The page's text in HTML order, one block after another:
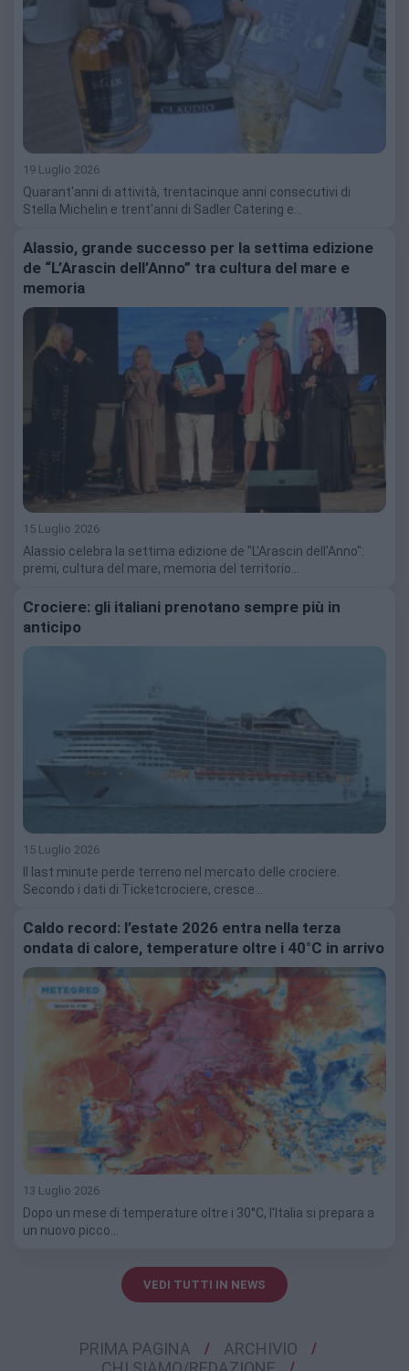
19 Luglio 2026
Quarant'anni di attività, trentacinque anni consecutivi di
Stella Michelin e trent'anni di Sadler Catering e…
Alassio, grande successo per la settima edizione
de “L’Arascin dell’Anno” tra cultura del mare e
memoria
15 Luglio 2026
Alassio celebra la settima edizione de "L'Arascin dell'Anno":
premi, cultura del mare, memoria del territorio…
Crociere: gli italiani prenotano sempre più in
anticipo
15 Luglio 2026
Il last minute perde terreno nel mercato delle crociere.
Secondo i dati di Ticketcrociere, cresce…
Caldo record: l’estate 2026 entra nella terza
ondata di calore, temperature oltre i 40°C in arrivo
13 Luglio 2026
Dopo un mese di temperature oltre i 30°C, l'Italia si prepara a
un nuovo picco…
VEDI TUTTI IN NEWS
PRIMA PAGINA
ARCHIVIO